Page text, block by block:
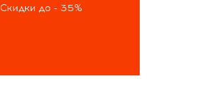
Скидки до - 35%